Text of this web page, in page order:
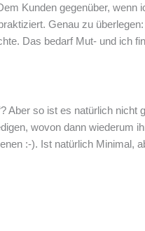
Kunden gegenüber, wenn
Genau zu
Das bedarf Mut- und ich
Aber so ist es natürlich nicht
wovon dann wiederum
:-). Ist natürlich Minimal,